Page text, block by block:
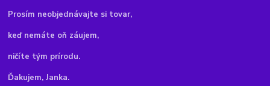
Prosím neobjednávajte si tovar,
keď nemáte oň záujem,
ničíte tým prírodu.
Ďakujem, Janka.